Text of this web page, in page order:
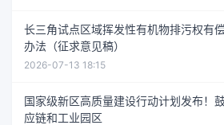
长三角试点区域挥发性有机物排污权有
办法（征求意见稿）
2026-07-13 18:15
国家级新区高质量建设行动计划发布！
应链和工业园区